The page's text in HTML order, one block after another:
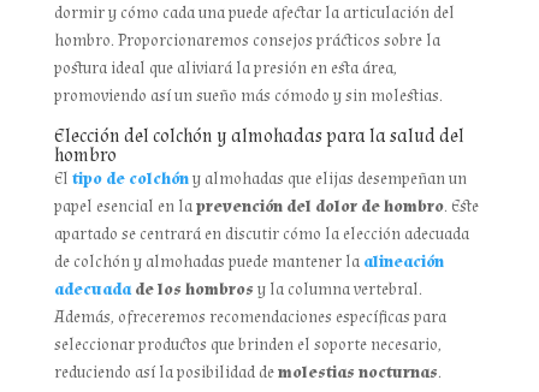
dormir y cómo cada una puede afectar la articulación del
hombro. Proporcionaremos consejos prácticos sobre la
postura ideal que aliviará la presión en esta área,
promoviendo así un sueño más cómodo y sin molestias.
Elección del colchón y almohadas para la salud del
hombro
El tipo de colchóny almohadas que elijas desempeñan un
papel esencial en laprevención del dolor de hombro. Este
apartado se centrará en discutir cómo la elección adecuada
de colchón y almohadas puede mantener la alineación
adecuadade los hombros y la columna vertebral.
Además, ofreceremos recomendaciones específicas para
seleccionar productos que brinden el soporte necesario,
reduciendo así la posibilidad demolestias nocturnas.